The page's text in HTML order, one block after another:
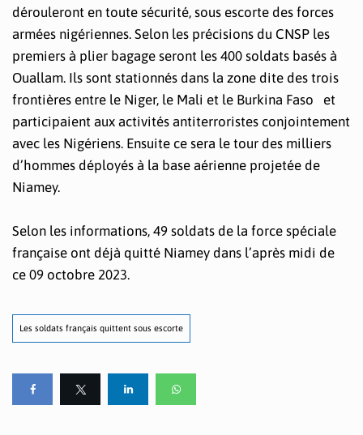
dérouleront en toute sécurité, sous escorte des forces
armées nigériennes. Selon les précisions du CNSP les
premiers à plier bagage seront les 400 soldats basés à
Ouallam. Ils sont stationnés dans la zone dite des trois
frontières entre le Niger, le Mali et le Burkina Faso et
participaient aux activités antiterroristes conjointement
avec les Nigériens. Ensuite ce sera le tour des milliers
d’hommes déployés à la base aérienne projetée de
Niamey.
Selon les informations, 49 soldats de la force spéciale
française ont déjà quitté Niamey dans l’après midi de
ce 09 octobre 2023.
Les soldats français quittent sous escorte